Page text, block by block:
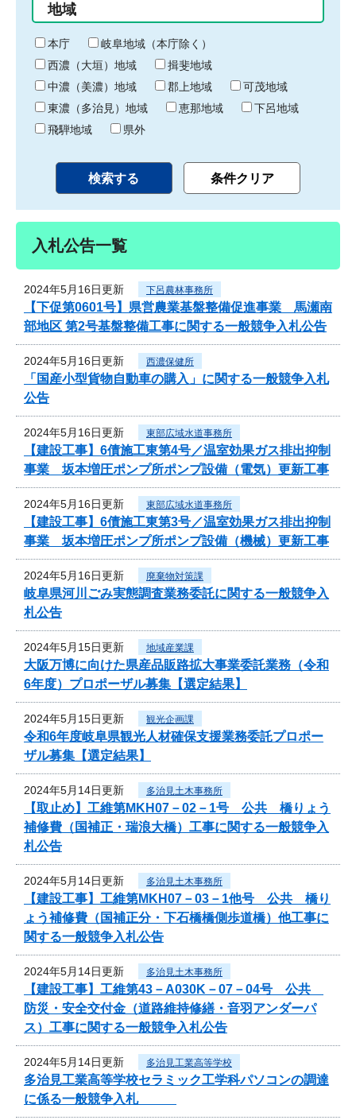
り
終
わ
り
地域
本庁
岐阜地域（本庁除く）
西濃（大垣）地域
揖斐地域
中濃（美濃）地域
郡上地域
可茂地域
東濃（多治見）地域
恵那地域
下呂地域
飛騨地域
県外
入札公告一覧
2024年5月16日更新 下呂農林事務所
【下促第0601号】県営農業基盤整備促進事業 馬瀬南
部地区 第2号基盤整備工事に関する一般競争入札公告
2024年5月16日更新 西濃保健所
「国産小型貨物自動車の購入」に関する一般競争入札
公告
2024年5月16日更新 東部広域水道事務所
【建設工事】6債施工東第4号／温室効果ガス排出抑制
事業 坂本増圧ポンプ所ポンプ設備（電気）更新工事
2024年5月16日更新 東部広域水道事務所
【建設工事】6債施工東第3号／温室効果ガス排出抑制
事業 坂本増圧ポンプ所ポンプ設備（機械）更新工事
2024年5月16日更新 廃棄物対策課
岐阜県河川ごみ実態調査業務委託に関する一般競争入
札公告
2024年5月15日更新 地域産業課
大阪万博に向けた県産品販路拡大事業委託業務（令和
6年度）プロポーザル募集【選定結果】
2024年5月15日更新 観光企画課
令和6年度岐阜県観光人材確保支援業務委託プロポー
ザル募集【選定結果】
2024年5月14日更新 多治見土木事務所
【取止め】工維第MKH07－02－1号 公共 橋りょう
補修費（国補正・瑞浪大橋）工事に関する一般競争入
札公告
2024年5月14日更新 多治見土木事務所
【建設工事】工維第MKH07－03－1他号 公共 橋り
ょう補修費（国補正分・下石橋橋側歩道橋）他工事に
関する一般競争入札公告
2024年5月14日更新 多治見土木事務所
【建設工事】工維第43－A030K－07－04号 公共
防災・安全交付金（道路維持修繕・音羽アンダーパ
ス）工事に関する一般競争入札公告
2024年5月14日更新 多治見工業高等学校
多治見工業高等学校セラミック工学科パソコンの調達
に係る一般競争入札